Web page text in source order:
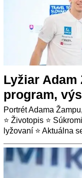
Lyžiar Adam
program,
Portrét Adama
⭐ Životopis ⭐
lyžovaní ⭐ Aktuálna